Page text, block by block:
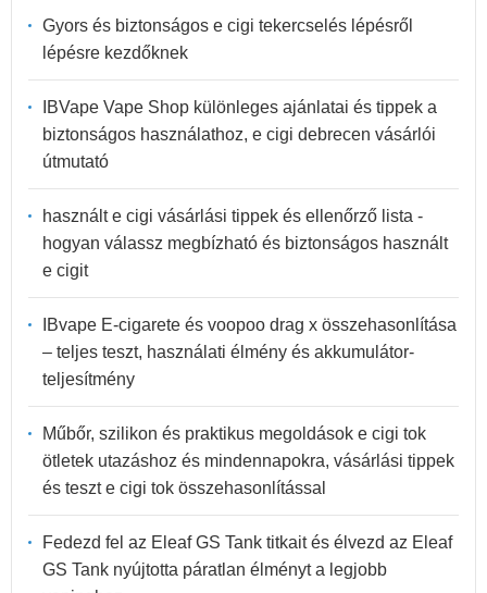
Gyors és biztonságos e cigi tekercselés lépésről
lépésre kezdőknek
IBVape Vape Shop különleges ajánlatai és tippek a
biztonságos használathoz, e cigi debrecen vásárlói
útmutató
használt e cigi vásárlási tippek és ellenőrző lista -
hogyan válassz megbízható és biztonságos használt
e cigit
IBvape E-cigarete és voopoo drag x összehasonlítása
– teljes teszt, használati élmény és akkumulátor-
teljesítmény
Műbőr, szilikon és praktikus megoldások e cigi tok
ötletek utazáshoz és mindennapokra, vásárlási tippek
és teszt e cigi tok összehasonlítással
Fedezd fel az Eleaf GS Tank titkait és élvezd az Eleaf
GS Tank nyújtotta páratlan élményt a legjobb